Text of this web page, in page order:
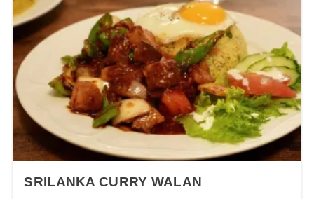
SRILANKA CURRY WALAN